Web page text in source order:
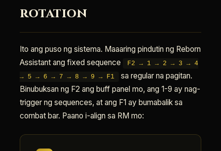
rotation
Ito ang puso ng sistema. Maaaring pindutin ng Reborn
Assistant ang fixed sequence
F2 → 1 → 2 → 3 → 4
→ 5 → 6 → 7 → 8 → 9 → F1
sa regular na pagitan.
Binubuksan ng F2 ang buff panel mo, ang 1-9 ay nag-
trigger ng sequences, at ang F1 ay bumabalik sa
combat bar. Paano i-align sa RM mo: